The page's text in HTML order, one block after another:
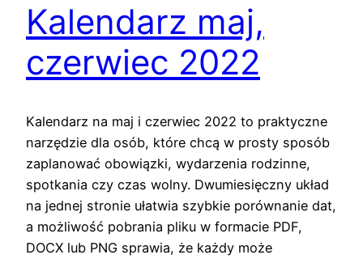
Kalendarz maj,
czerwiec 2022
Kalendarz na maj i czerwiec 2022 to praktyczne
narzędzie dla osób, które chcą w prosty sposób
zaplanować obowiązki, wydarzenia rodzinne,
spotkania czy czas wolny. Dwumiesięczny układ
na jednej stronie ułatwia szybkie porównanie dat,
a możliwość pobrania pliku w formacie PDF,
DOCX lub PNG sprawia, że każdy może